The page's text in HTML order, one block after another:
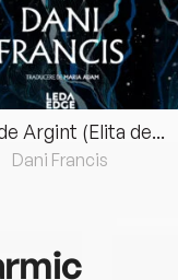
Argint (Elita de...
Dani Francis